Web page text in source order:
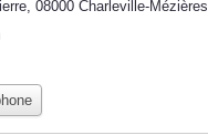
08000 Charleville-Mézières